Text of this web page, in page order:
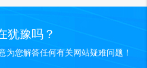
犹豫吗？
为您解答任何有关网站疑难问题！